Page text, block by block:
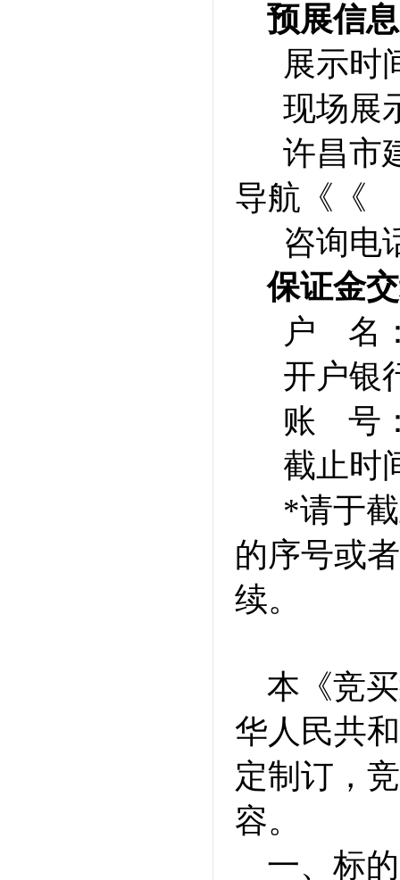
预展信息
展示时
现场展
许昌市
导航《《
咨询电
保证金
户 名
开户银
账 号
截止时
*请于
的序号或
续。
本《竞
华人民共
定制订，
容。
一、标